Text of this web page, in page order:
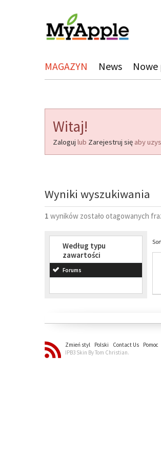
MAGAZYN News
Witaj!
Zaloguj lub Zarejestruj się aby
Wyniki wyszukiwania
1 wyników zostało otagowanych
Według typu
zawartości
Forums
Zmień styl Polski Contact Us
Pomoc
IPB3 Skin By Tom Christian.